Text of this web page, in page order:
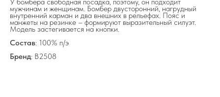
мужчинам и женщинам. Бомбер двусторонний, нагрудный
внутренний карман и два внешних в рельефах. Пояс и
манжеты на резинке – формируют выразительный силуэт.
Модель застегивается на кнопки.
Состав: 100% п/э
Бренд: B2508
Разделы сайта
info@frwl.store
+7 919 690-30-30